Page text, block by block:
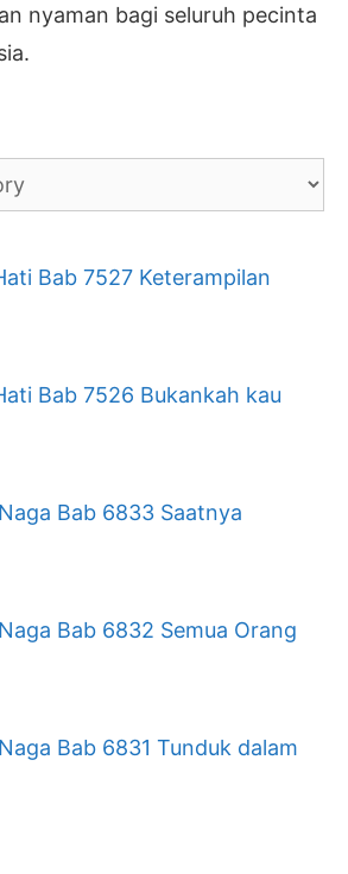
nyaman bagi seluruh pecinta
Bab 7527 Keterampilan
Bab 7526 Bukankah kau
Bab 6833 Saatnya
Bab 6832 Semua Orang
Bab 6831 Tunduk dalam